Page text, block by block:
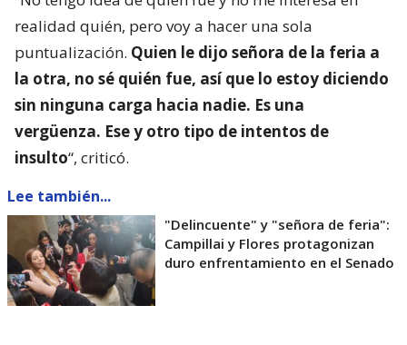
realidad quién, pero voy a hacer una sola
puntualización. Quien le dijo señora de la feria a
la otra, no sé quién fue, así que lo estoy diciendo
sin ninguna carga hacia nadie. Es una
vergüenza. Ese y otro tipo de intentos de
insulto“, criticó.
Lee también...
"Delincuente" y "señora de feria":
Campillai y Flores protagonizan
duro enfrentamiento en el Senado